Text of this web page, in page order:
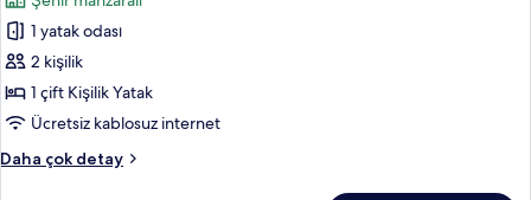
small
for
4)
için
tüm
fotoğrafları
futon
for
extra
1person.
would
be
small
Standard
Double
Room
(Breakfast
KRW
5,000
per
1 yatak odası
2 kişilik
1 çift Kişilik Yatak
Ücretsiz kablosuz internet
Daha çok detay
[Breakfast